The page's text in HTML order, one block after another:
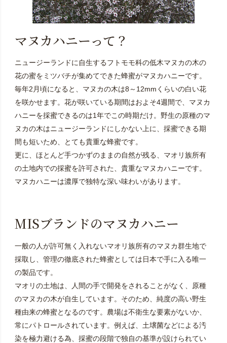
マヌカハニーって？
ニュージーランドに自生するフトモモ科の低木マヌカの木の
花の蜜をミツバチが集めてできた蜂蜜がマヌカハニーです。
毎年2月頃になると、マヌカの木は8～12mmくらいの白い花
を咲かせます。花が咲いている期間はおよそ4週間で、マヌカ
ハニーを採蜜できるのは1年でこの時期だけ。野生の原種のマ
ヌカの木はニュージーランドにしかない上に、採蜜できる期
間も短いため、とても貴重な蜂蜜です。
更に、ほとんど手つかずのままの自然が残る、マオリ族所有
の土地内での採蜜を許可された、貴重なマヌカハニーです。
マヌカハニーは濃厚で独特な深い味わいがあります。
MISブランドのマヌカハニー
一般の人が許可無く入れないマオリ族所有のマヌカ群生地で
採取し、管理の徹底された蜂蜜としては日本で手に入る唯一
の製品です。
マオリの土地は、人間の手で開発をされることがなく、原種
のマヌカの木が自生しています。そのため、純度の高い野生
種由来の蜂蜜となるのです。農場は不衛生な要素がないか、
常にパトロールされています。例えば、土壌菌などによる汚
染を極力避ける為、採蜜の段階で独自の基準が設けられてい